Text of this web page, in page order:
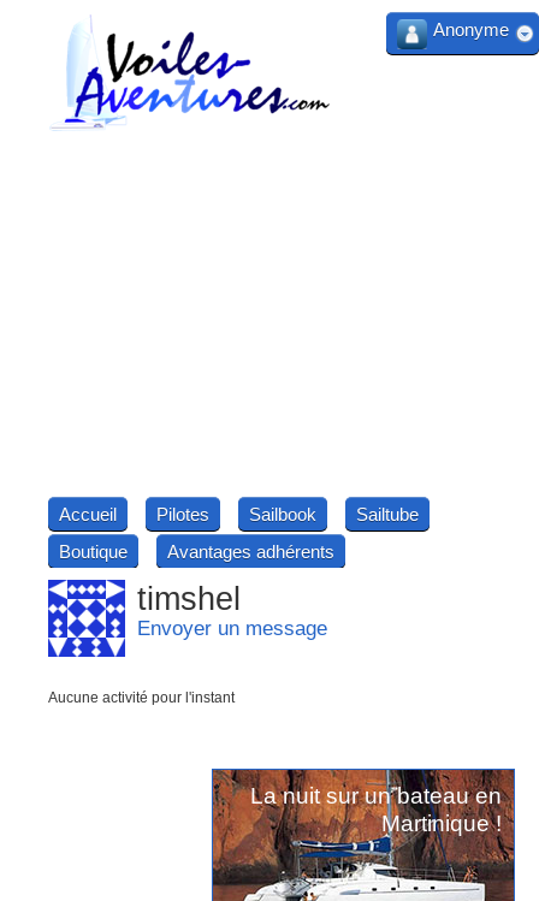
Accueil Pilotes Sailbook
Sailtube
Boutique
Avantages adhérents
timshel
Envoyer un message
Aucune activité pour l'instant
La nuit sur un bateau en
Martinique !
Anonyme